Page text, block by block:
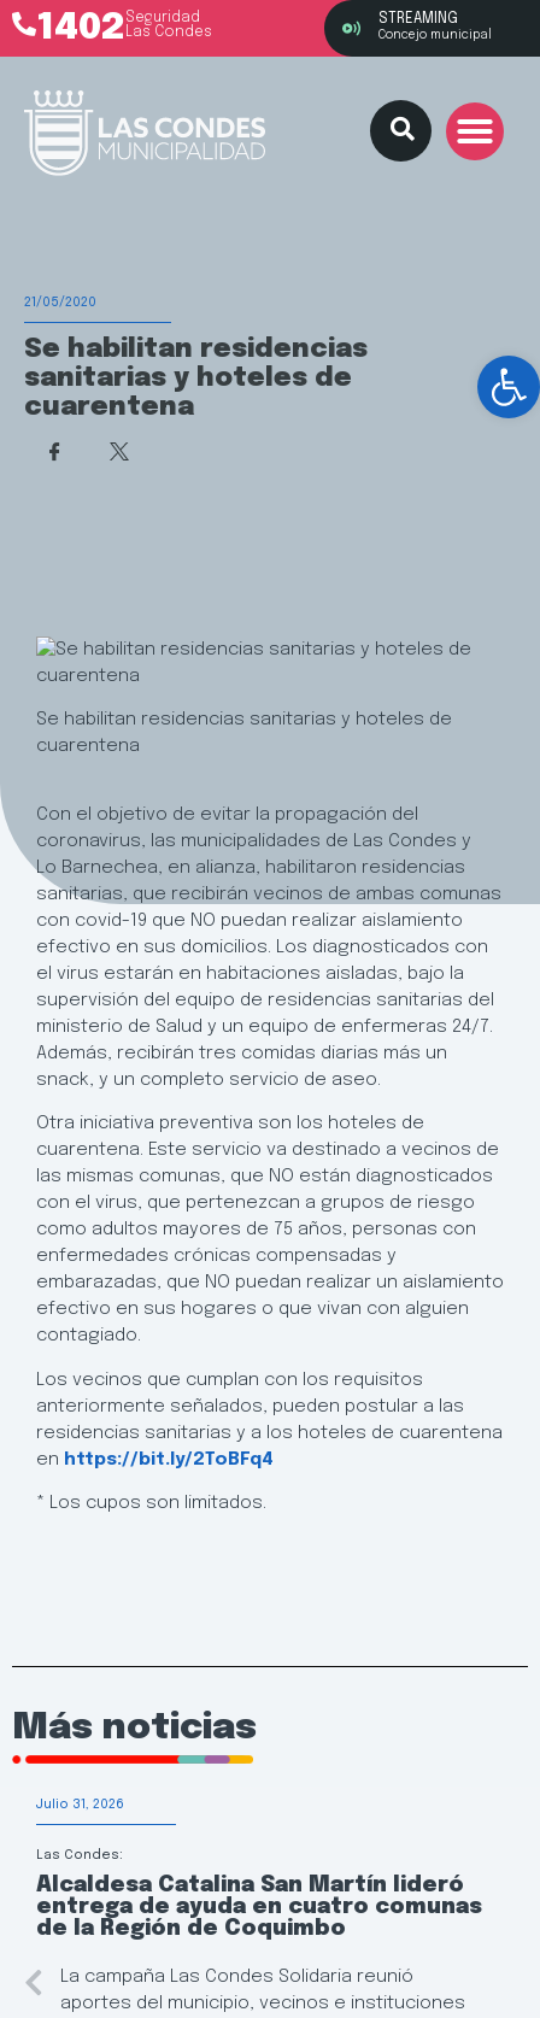
1402 Seguridad
Las Condes
STREAMING
Concejo municipal
21/05/2020
Se habilitan residencias
sanitarias y hoteles de
cuarentena
Se habilitan residencias sanitarias y hoteles de
cuarentena
Con el objetivo de evitar la propagación del
coronavirus, las municipalidades de Las Condes y
Lo Barnechea, en alianza, habilitaron residencias
sanitarias, que recibirán vecinos de ambas comunas
con covid-19 que NO puedan realizar aislamiento
efectivo en sus domicilios. Los diagnosticados con
el virus estarán en habitaciones aisladas, bajo la
supervisión del equipo de residencias sanitarias del
ministerio de Salud y un equipo de enfermeras 24/7.
Además, recibirán tres comidas diarias más un
snack, y un completo servicio de aseo.
Otra iniciativa preventiva son los hoteles de
cuarentena. Este servicio va destinado a vecinos de
las mismas comunas, que NO están diagnosticados
con el virus, que pertenezcan a grupos de riesgo
como adultos mayores de 75 años, personas con
enfermedades crónicas compensadas y
embarazadas, que NO puedan realizar un aislamiento
efectivo en sus hogares o que vivan con alguien
contagiado.
Los vecinos que cumplan con los requisitos
anteriormente señalados, pueden postular a las
residencias sanitarias y a los hoteles de cuarentena
en https://bit.ly/2ToBFq4
* Los cupos son limitados.
Más noticias
Julio 31, 2026
Las Condes:
Alcaldesa Catalina San Martín lideró
entrega de ayuda en cuatro comunas
de la Región de Coquimbo
La campaña Las Condes Solidaria reunió
aportes del municipio, vecinos e instituciones